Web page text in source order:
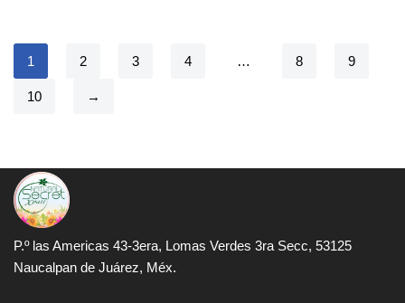
1 2 3 4 … 8 9
10 →
P.º las Americas 43-3era, Lomas Verdes 3ra Secc, 53125
Naucalpan de Juárez, Méx.